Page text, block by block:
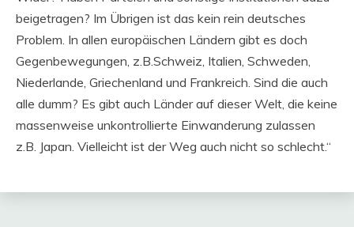
beigetragen? Im Übrigen ist das kein rein deutsches
Problem. In allen europäischen Ländern gibt es doch
Gegenbewegungen, z.B.Schweiz, Italien, Schweden,
Niederlande, Griechenland und Frankreich. Sind die auch
alle dumm? Es gibt auch Länder auf dieser Welt, die keine
massenweise unkontrollierte Einwanderung zulassen
z.B. Japan. Vielleicht ist der Weg auch nicht so schlecht.“